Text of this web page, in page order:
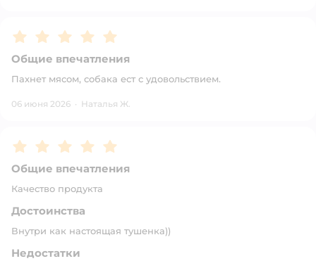
Рейтинг:5
Общие впечатления
Пахнет мясом, собака ест с удовольствием.
06 июня 2026 · Наталья Ж.
Рейтинг:5
Общие впечатления
Качество продукта
Достоинства
Внутри как настоящая тушенка))
Недостатки